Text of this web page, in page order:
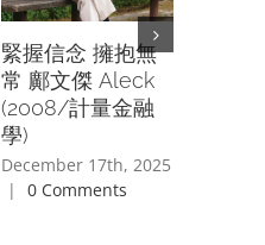
緊握信念 擁抱無
常 鄺文傑 Aleck
(2008/計量金融
學)
December 17th, 2025
|
0 Comments